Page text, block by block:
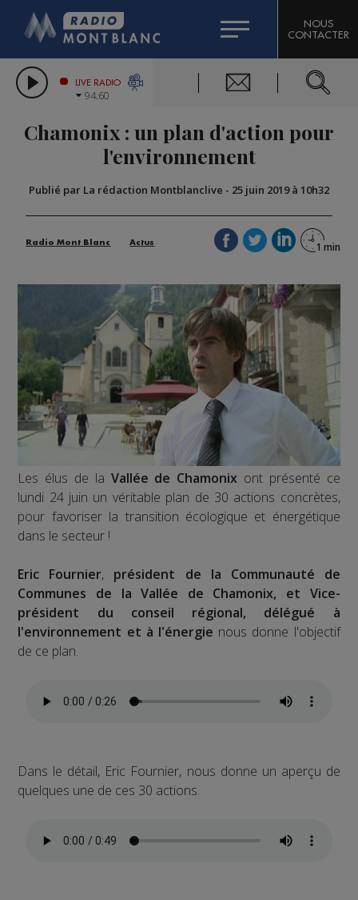
LES CHRONIQUES DE L'EXPERT
CITIZEN MACHINERY
GRAND MASSIF DOMAINES SKIABLES
BIGARD
COMPAGNIE DU MONT-BLANC
NOUS
CONTACTER
LIVE RADIO
94.60
Chamonix : un plan d'action pour
l'environnement
Publié par La rédaction Montblanclive - 25 juin 2019 à 10h32
Radio Mont Blanc Actus
Les élus de la Vallée de Chamonix ont présenté ce
lundi 24 juin un véritable plan de 30 actions concrètes,
pour favoriser la transition écologique et énergétique
dans le secteur !
Eric Fournier, président de la Communauté de
Communes de la Vallée de Chamonix, et Vice-
président du conseil régional, délégué à
l'environnement et à l'énergie nous donne l'objectif
de ce plan.
Dans le détail, Eric Fournier, nous donne un aperçu de
quelques une de ces 30 actions.